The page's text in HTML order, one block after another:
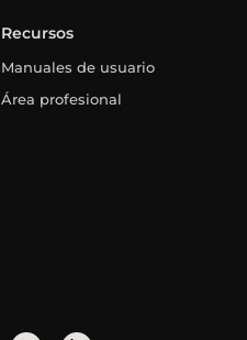
Recursos
Manuales de usuario
Área profesional